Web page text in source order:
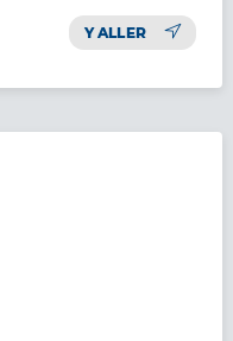
Y ALLER